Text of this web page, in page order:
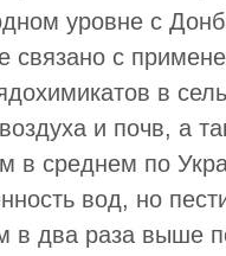
уровне с
связано с
в
и почв, а
в среднем по
вод, но
в два раза выше